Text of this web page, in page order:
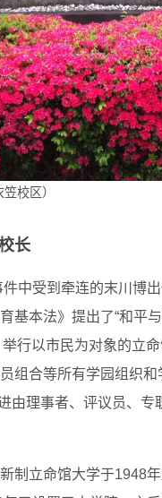
校区）
长
中受到牵连的末川博
基本法》提出了“和平
行以市民为对象的立
组合等所有学园组织
由理事者、评议员、
制立命馆大学于1948